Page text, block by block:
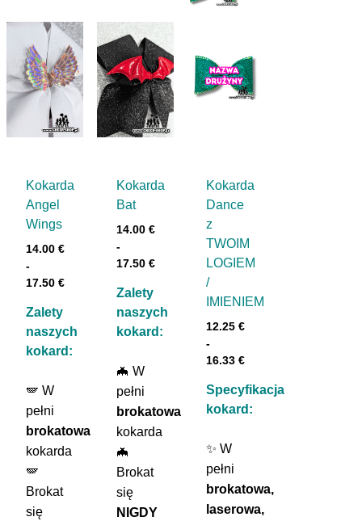
Kokarda
Angel
Wings
14.00 €
-
17.50 €
Zalety
naszych
kokard:
🪽 W
pełni
brokatowa
kokarda
🪽
Brokat
się
Kokarda
Bat
14.00 €
-
17.50 €
Zalety
naszych
kokard:
🦇 W
pełni
brokatowa
kokarda
🦇
Brokat
się
NIGDY
Kokarda
Dance
z
TWOIM
LOGIEM
/
IMIENIEM
12.25€
-
16.33€
Specyfikacja
kokard:
✨ W
pełni
brokatowa,
laserowa,